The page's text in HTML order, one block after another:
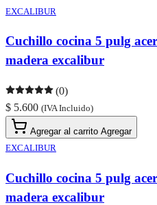
EXCALIBUR
Cuchillo cocina 5 pulg
madera excalibur
(0)
$ 5.600 (IVA Incluido)
Agregar al carrito Agregar
EXCALIBUR
Cuchillo cocina 5 pulg
madera excalibur